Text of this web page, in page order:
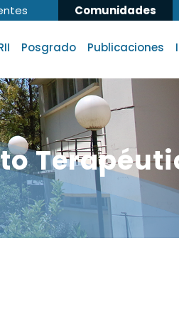
Comunidades
Posgrado Publicaciones